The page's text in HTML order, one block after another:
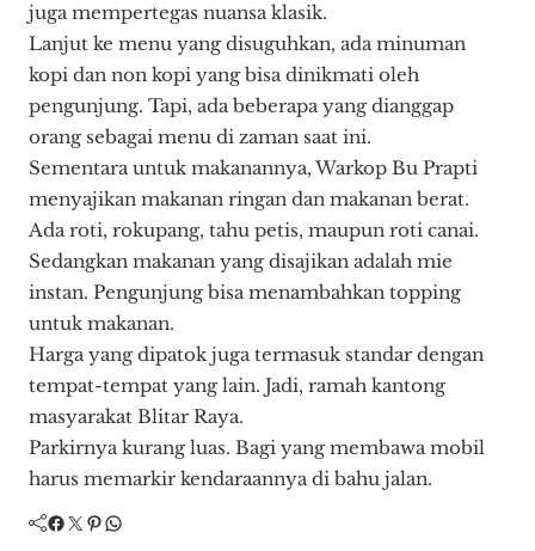
juga mempertegas nuansa klasik.
Lanjut ke menu yang disuguhkan, ada minuman
kopi dan non kopi yang bisa dinikmati oleh
pengunjung. Tapi, ada beberapa yang dianggap
orang sebagai menu di zaman saat ini.
Sementara untuk makanannya, Warkop Bu Prapti
menyajikan makanan ringan dan makanan berat.
Ada roti, rokupang, tahu petis, maupun roti canai.
Sedangkan makanan yang disajikan adalah mie
instan. Pengunjung bisa menambahkan topping
untuk makanan.
Harga yang dipatok juga termasuk standar dengan
tempat-tempat yang lain. Jadi, ramah kantong
masyarakat Blitar Raya.
Parkirnya kurang luas. Bagi yang membawa mobil
harus memarkir kendaraannya di bahu jalan.
Facebook Twitter Pinterest WhatsApp